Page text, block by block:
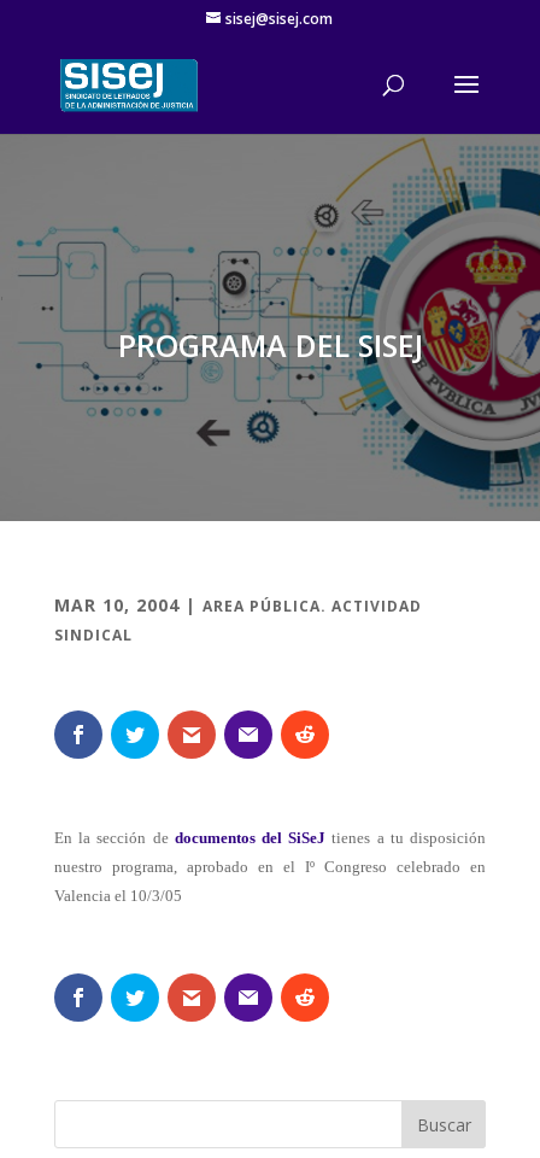
sisej@sisej.com
'
PROGRAMA DEL SISEJ
MAR 10, 2004| AREA PÚBLICA. ACTIVIDAD
SINDICAL
En la sección de documentos del SiSeJ tienes a tu disposición
nuestro programa, aprobado en el Iº Congreso celebrado en
Valencia el 10/3/05